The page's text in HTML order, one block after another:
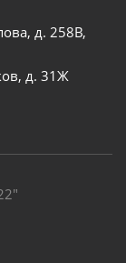
д. 258В,
д. 31Ж